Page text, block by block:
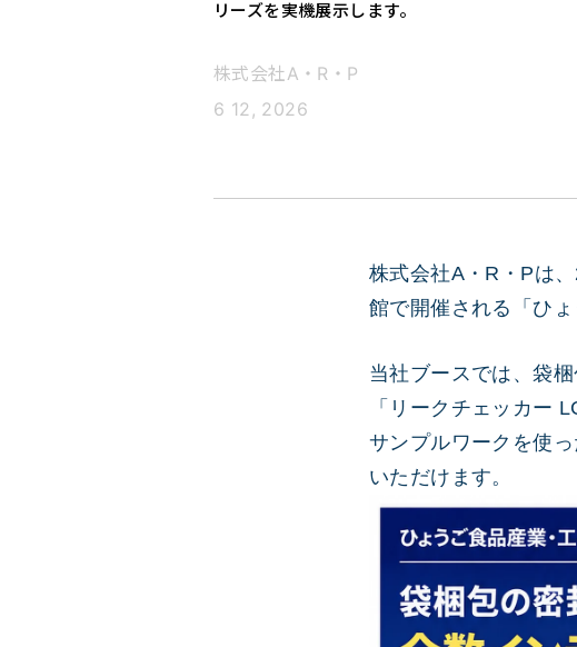
リーズを実機展示します。
株式会社A・R・P
6 12, 2026
株式会社A・R・Pは
館で開催される「ひ
当社ブースでは、袋
「リークチェッカー
サンプルワークを使
いただけます。